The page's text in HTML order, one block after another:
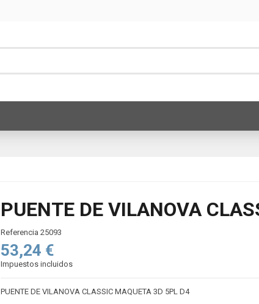
PUENTE DE VILANOVA
Referencia 25093
53,24 €
Impuestos incluidos
PUENTE DE VILANOVA CLASSIC MAQUETA 3D 5PL D4